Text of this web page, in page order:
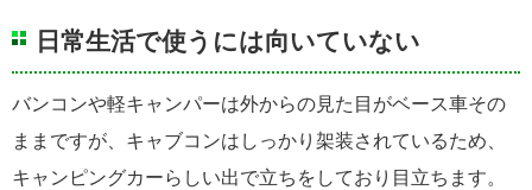
日常生活で使うには向いていない
バンコンや軽キャンパーは外からの見た目がベース車その
ままですが、キャブコンはしっかり架装されているため、
キャンピングカーらしい出で立ちをしており目立ちます。